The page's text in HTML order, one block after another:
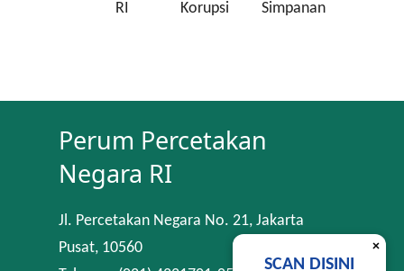
RI
Korupsi
Simpanan
Perum Percetakan
Negara RI
Jl. Percetakan Negara No. 21, Jakarta
Pusat, 10560
×
SCAN DISINI